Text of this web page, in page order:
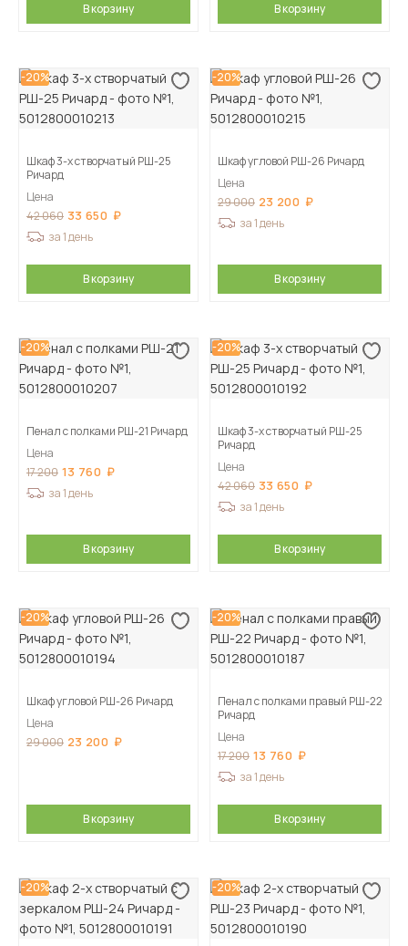
В корзину В корзину
-20%
Шкаф 3-х створчатый РШ-25
Ричард
Цена
42 060 33 650
за 1 день
В корзину
-20%
Шкаф угловой РШ-26 Ричард
Цена
29 000 23 200
за 1 день
В корзину
-20%
Пенал с полками РШ-21 Ричард
Цена
17 200 13 760
за 1 день
В корзину
-20%
Шкаф 3-х створчатый РШ-25
Ричард
Цена
42 060 33 650
за 1 день
В корзину
-20%
Шкаф угловой РШ-26 Ричард
Цена
29 000 23 200
В корзину
-20%
Пенал с полками правый РШ-22
Ричард
Цена
17 200 13 760
за 1 день
В корзину
-20% -20%